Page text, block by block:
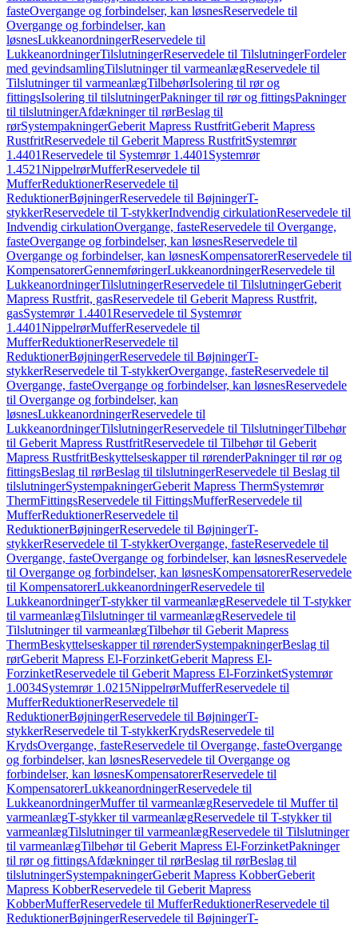
fasteOvergange og forbindelser, kan løsnesReservedele til
Overgange og forbindelser, kan
løsnesLukkeanordningerReservedele til
LukkeanordningerTilslutningerReservedele til TilslutningerFordeler
med gevindsamlingTilslutninger til varmeanlægReservedele til
Tilslutninger til varmeanlægTilbehørIsolering til rør og
fittingsIsolering til tilslutningerPakninger til rør og fittingsPakninger
til tilslutningerAfdækninger til rørBeslag til
rørSystempakningerGeberit Mapress RustfritGeberit Mapress
RustfritReservedele til Geberit Mapress RustfritSystemrør
1.4401Reservedele til Systemrør 1.4401 Systemrør
1.4521NippelrørMufferReservedele til
MufferReduktionerReservedele til
ReduktionerBøjningerReservedele til BøjningerT-
stykkerReservedele til T-stykkerIndvendig cirkulationReservedele til
Indvendig cirkulationOvergange, fasteReservedele til Overgange,
fasteOvergange og forbindelser, kan løsnesReservedele til
Overgange og forbindelser, kan løsnesKompensatorerReservedele til
KompensatorerGennemføringerLukkeanordningerReservedele til
LukkeanordningerTilslutningerReservedele til TilslutningerGeberit
Mapress Rustfrit, gasReservedele til Geberit Mapress Rustfrit,
gasSystemrør 1.4401Reservedele til Systemrør
1.4401NippelrørMufferReservedele til
MufferReduktionerReservedele til
ReduktionerBøjningerReservedele til BøjningerT-
stykkerReservedele til T-stykkerOvergange, fasteReservedele til
Overgange, fasteOvergange og forbindelser, kan løsnesReservedele
til Overgange og forbindelser, kan
løsnesLukkeanordningerReservedele til
LukkeanordningerTilslutningerReservedele til TilslutningerTilbehør
til Geberit Mapress RustfritReservedele til Tilbehør til Geberit
Mapress RustfritBeskyttelseskapper til rørenderPakninger til rør og
fittingsBeslag til rørBeslag til tilslutningerReservedele til Beslag til
tilslutningerSystempakningerGeberit Mapress ThermSystemrør
ThermFittingsReservedele til FittingsMufferReservedele til
MufferReduktionerReservedele til
ReduktionerBøjningerReservedele til BøjningerT-
stykkerReservedele til T-stykkerOvergange, fasteReservedele til
Overgange, fasteOvergange og forbindelser, kan løsnesReservedele
til Overgange og forbindelser, kan løsnesKompensatorerReservedele
til KompensatorerLukkeanordningerReservedele til
LukkeanordningerT-stykker til varmeanlægReservedele til T-stykker
til varmeanlægTilslutninger til varmeanlægReservedele til
Tilslutninger til varmeanlægTilbehør til Geberit Mapress
ThermBeskyttelseskapper til rørenderSystempakningerBeslag til
rørGeberit Mapress El-ForzinketGeberit Mapress El-
ForzinketReservedele til Geberit Mapress El-ForzinketSystemrør
1.0034Systemrør 1.0215NippelrørMufferReservedele til
MufferReduktionerReservedele til
ReduktionerBøjningerReservedele til BøjningerT-
stykkerReservedele til T-stykkerKrydsReservedele til
KrydsOvergange, fasteReservedele til Overgange, fasteOvergange
og forbindelser, kan løsnesReservedele til Overgange og
forbindelser, kan løsnesKompensatorerReservedele til
KompensatorerLukkeanordningerReservedele til
LukkeanordningerMuffer til varmeanlægReservedele til Muffer til
varmeanlægT-stykker til varmeanlægReservedele til T-stykker til
varmeanlægTilslutninger til varmeanlægReservedele til Tilslutninger
til varmeanlægTilbehør til Geberit Mapress El-ForzinketPakninger
til rør og fittingsAfdækninger til rørBeslag til rørBeslag til
tilslutningerSystempakningerGeberit Mapress KobberGeberit
Mapress KobberReservedele til Geberit Mapress
KobberMufferReservedele til MufferReduktionerReservedele til
ReduktionerBøjningerReservedele til BøjningerT-